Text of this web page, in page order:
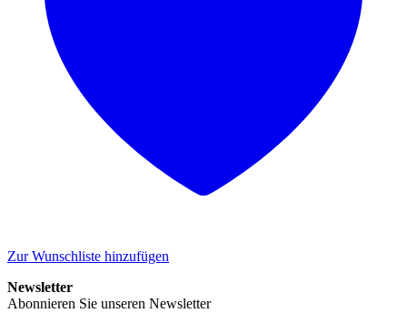
Zur Wunschliste hinzufügen
Newsletter
Abonnieren Sie unseren Newsletter